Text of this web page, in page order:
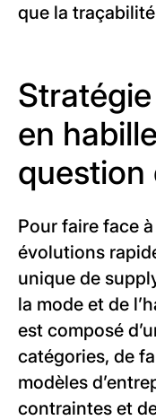
que la
en
question
Pour faire face
évolutions
unique de
la mode et de
est composé
catégories, de
modèles
contraintes et